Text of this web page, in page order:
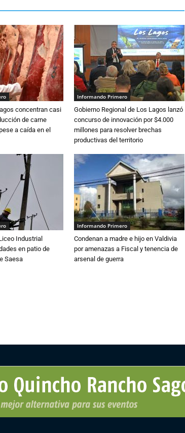
concentran casi
de carne
a caída en el
Informando Primero
Gobierno Regional de Los Lagos lanzó
concurso de innovación por $4.000
millones para resolver brechas
productivas del territorio
Industrial
en patio de
Saesa
Informando Primero
Condenan a madre e hijo en Valdivia
por amenazas a Fiscal y tenencia de
arsenal de guerra